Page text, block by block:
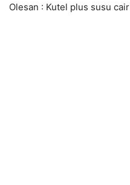
Olesan : Kutel plus susu cair